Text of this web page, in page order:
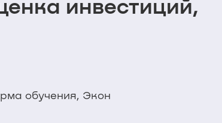
обучения, Экон